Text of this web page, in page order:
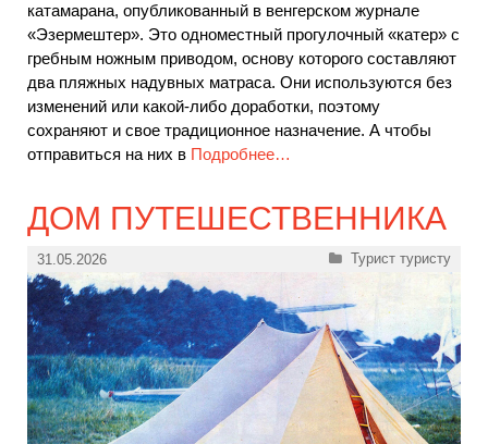
катамарана, опубликованный в венгерском журнале
«Эзермештер». Это одноместный прогулочный «катер» с
гребным ножным приводом, основу которого составляют
два пляжных надувных матраса. Они используются без
изменений или какой-либо доработки, поэтому
сохраняют и свое традиционное назначение. А чтобы
отправиться на них в Подробнее…
ДОМ ПУТЕШЕСТВЕННИКА
31.05.2026 Рубрики
Турист туристу